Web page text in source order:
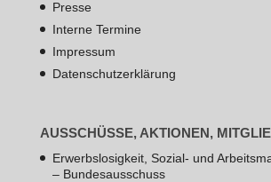
Presse
Interne Termine
Impressum
Datenschutzerklärung
AUSSCHÜSSE, AKTIONEN,
Erwerbslosigkeit, Sozial- und
– Bundesausschuss